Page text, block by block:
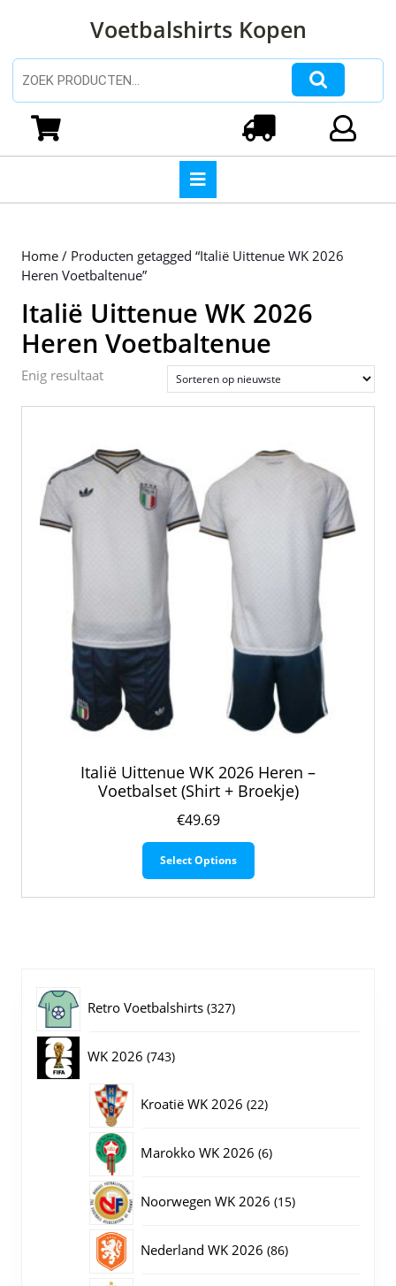
inhoud
Voetbalshirts Kopen
Zoeken naar:
Home / Producten getagged “Italië Uittenue WK 2026
Heren Voetbaltenue”
Italië Uittenue WK 2026
Heren Voetbaltenue
Enig resultaat
Italië Uittenue WK 2026 Heren –
Voetbalset (Shirt + Broekje)
€49.69
Select Options
Dit
Retro Voetbalshirts 327327
WK 2026 743743
Kroatië WK 2026 2222
Marokko WK 2026 66
Noorwegen WK 2026 1515
Nederland WK 2026 8686